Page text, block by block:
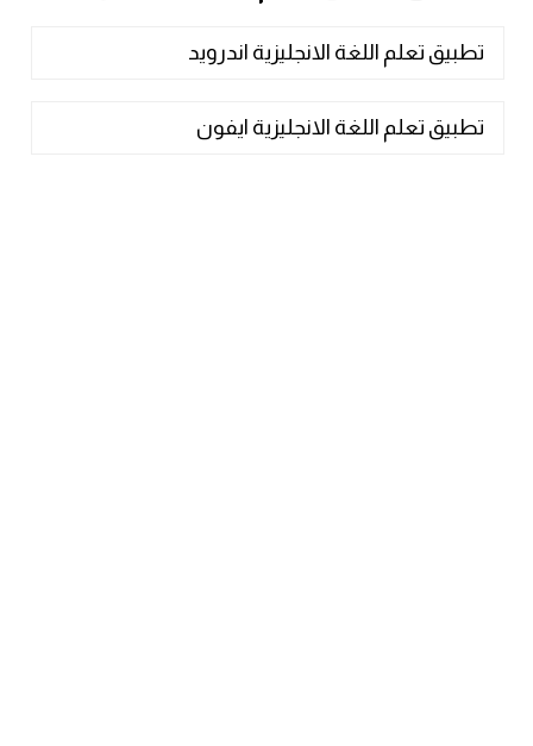
تطبيق تعلم اللغة الانجليزية اندرويد
تطبيق تعلم اللغة الانجليزية ايفون